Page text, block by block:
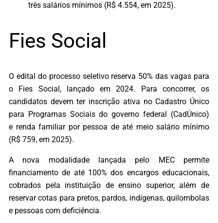
três salários mínimos (R$ 4.554, em 2025).
Fies Social
O edital do processo seletivo reserva 50% das vagas para
o Fies Social, lançado em 2024. Para concorrer, os
candidatos devem ter inscrição ativa no Cadastro Único
para Programas Sociais do governo federal (CadÚnico)
e renda familiar por pessoa de até meio salário mínimo
(R$ 759, em 2025).
A nova modalidade lançada pelo MEC permite
financiamento de até 100% dos encargos educacionais,
cobrados pela instituição de ensino superior, além de
reservar cotas para pretos, pardos, indígenas, quilombolas
e pessoas com deficiência.